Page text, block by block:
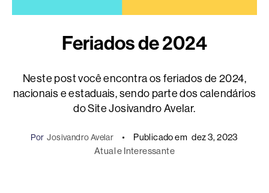
Feriados de 2024
Neste post você encontra os feriados de 2024,
nacionais e estaduais, sendo parte dos calendários
do Site Josivandro Avelar.
Por Josivandro Avelar Publicado em dez 3, 2023
Atual e Interessante